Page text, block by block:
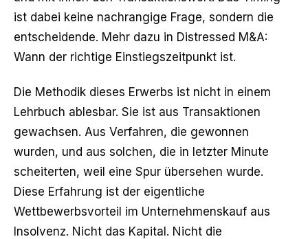
ist dabei keine nachrangige Frage, sondern die
entscheidende. Mehr dazu in Distressed M&A:
Wann der richtige Einstiegszeitpunkt ist.
Die Methodik dieses Erwerbs ist nicht in einem
Lehrbuch ablesbar. Sie ist aus Transaktionen
gewachsen. Aus Verfahren, die gewonnen
wurden, und aus solchen, die in letzter Minute
scheiterten, weil eine Spur übersehen wurde.
Diese Erfahrung ist der eigentliche
Wettbewerbsvorteil im Unternehmenskauf aus
Insolvenz. Nicht das Kapital. Nicht die